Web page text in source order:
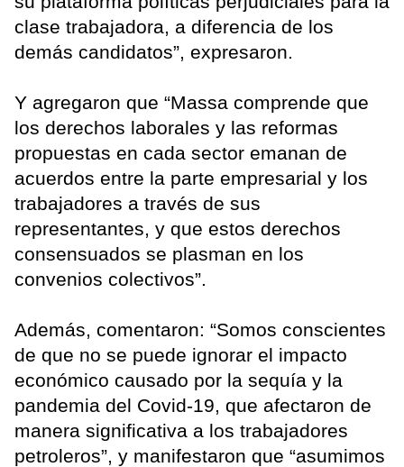
clase trabajadora, a diferencia de los
demás candidatos”, expresaron.
Y agregaron que “Massa comprende que
los derechos laborales y las reformas
propuestas en cada sector emanan de
acuerdos entre la parte empresarial y los
trabajadores a través de sus
representantes, y que estos derechos
consensuados se plasman en los
convenios colectivos”.
Además, comentaron: “Somos conscientes
de que no se puede ignorar el impacto
económico causado por la sequía y la
pandemia del Covid-19, que afectaron de
manera significativa a los trabajadores
petroleros”, y manifestaron que “asumimos